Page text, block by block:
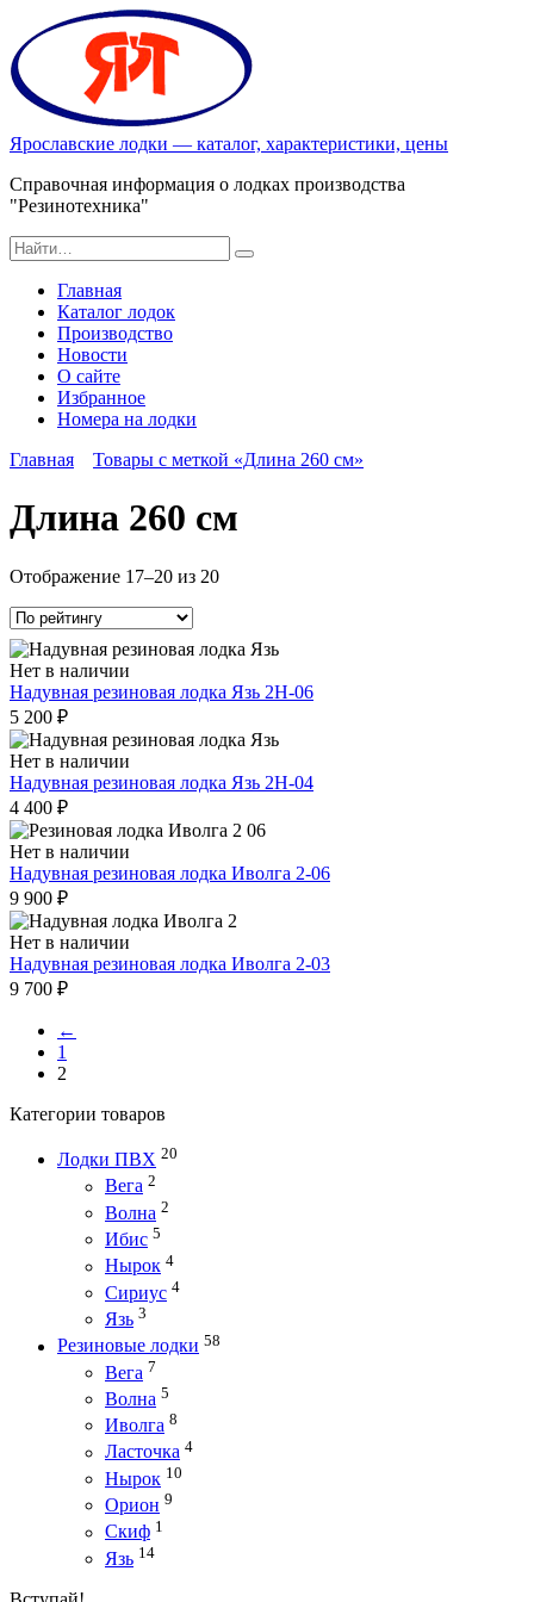
Перейти
содержанию
Ярославские лодки — каталог, характеристики, цены
Справочная информация о лодках производства
"Резинотехника"
Search
for:
Главная
Каталог лодок
Производство
Новости
О сайте
Избранное
Номера на лодки
Главная
Товары с меткой «Длина 260 см»
Длина 260 см
Отображение 17–20 из 20Сортировка:
Нет в наличии
Надувная резиновая лодка Язь 2Н-06
5 200 ₽
Нет в наличии
Надувная резиновая лодка Язь 2Н-04
4 400 ₽
Нет в наличии
Надувная резиновая лодка Иволга 2-06
9 900 ₽
Нет в наличии
Надувная резиновая лодка Иволга 2-03
9 700 ₽
←
1
2
Категории товаров
Лодки ПВХ 20
Вега 2
Волна 2
Ибис 5
Нырок 4
Сириус 4
Язь 3
Резиновые лодки 58
Вега 7
Волна 5
Иволга 8
Ласточка 4
Нырок 10
Орион 9
Скиф 1
Язь 14